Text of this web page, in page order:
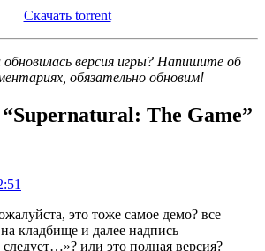
Скачать torrent
обновилась версия игры? Напишите об
обязательно обновим!
Supernatural: The Game”
это тоже самое демо? все
на кладбище и далее надпись
или это полная версия?